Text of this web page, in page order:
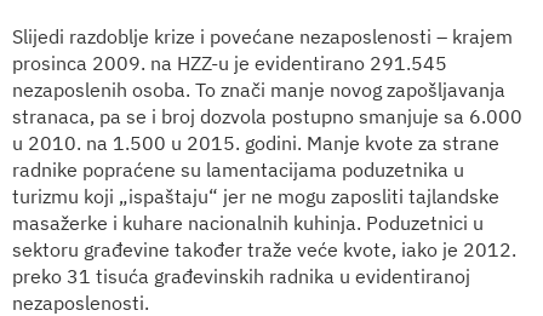
Slijedi razdoblje krize i povećane nezaposlenosti – krajem
prosinca 2009. na HZZ-u je evidentirano 291.545
nezaposlenih osoba. To znači manje novog zapošljavanja
stranaca, pa se i broj dozvola postupno smanjuje sa 6.000
u 2010. na 1.500 u 2015. godini. Manje kvote za strane
radnike popraćene su lamentacijama poduzetnika u
turizmu koji „ispaštaju“ jer ne mogu zaposliti tajlandske
masažerke i kuhare nacionalnih kuhinja. Poduzetnici u
sektoru građevine također traže veće kvote, iako je 2012.
preko 31 tisuća građevinskih radnika u evidentiranoj
nezaposlenosti.